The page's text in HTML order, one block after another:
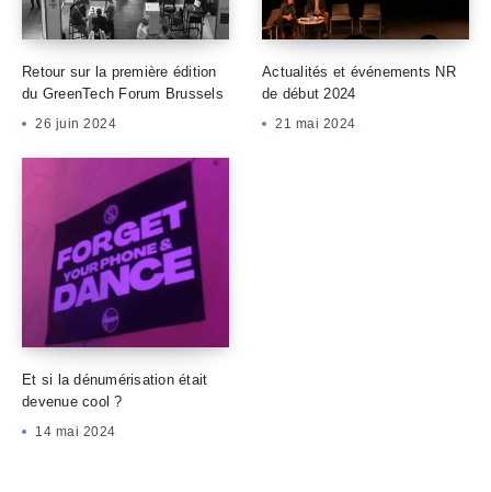
Retour sur la première édition
du GreenTech Forum Brussels
26 juin 2024
Actualités et événements NR
de début 2024
21 mai 2024
Et si la dénumérisation était
devenue cool ?
14 mai 2024